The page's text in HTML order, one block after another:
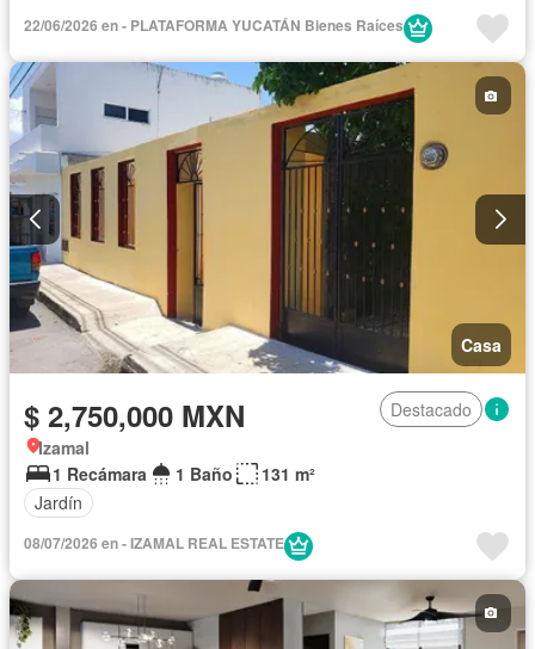
22/06/2026 en - PLATAFORMA YUCATÁN Bienes Raíces
Casa
$ 2,750,000 MXN
Destacado
Izamal
1 Recámara
1 Baño
131 m²
Jardín
08/07/2026 en - IZAMAL REAL ESTATE